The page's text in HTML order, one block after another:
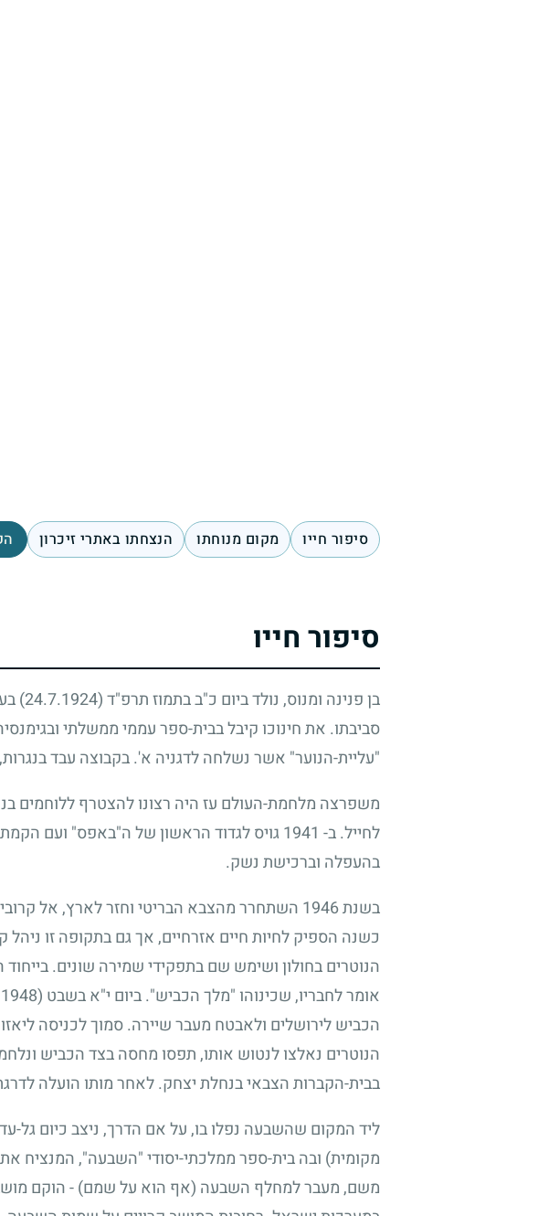
סיפור חייו מקום מנוחתו הנצחתו באתרי זיכרון
סיפור חייו
בן פנינה ומנוס, נולד ביום כ"ב בתמוז תרפ"ד(24.7.1924)
סביבתו. את חינוכו קיבל בבית-ספר עממי ממשלתי
"עליית-הנוער" אשר נשלחה לדגניה א'. בקבוצה עבד
משפרצה מלחמת-העולם עז היה רצונו להצטרף ללוחמים
לחייל. ב- 1941 גויס לגדוד הראשון של ה"באפס" ועם הקמת
בהעפלה וברכישת נשק.
בשנת1946 השתחרר מהצבא הבריטי וחזר לארץ, אל
כשנה הספיק לחיות חיים אזרחיים, אך גם בתקופה זו ניהל
הנוטרים בחולון ושימש שם בתפקידי שמירה שונים.
אומר לחבריו, שכינוהו "מלך הכביש". ביום י"א בשבט (22.1.1948)
הכביש לירושלים ולאבטח מעבר שיירה. סמוך לכניסה
הנוטרים נאלצו לנטוש אותו, תפסו מחסה בצד הכביש
בבית-הקברות הצבאי בנחלת יצחק. לאחר מותו הועלה
ליד המקום שהשבעה נפלו בו, על אם הדרך, ניצב כיום גל-
מקומית) ובה בית-ספר ממלכתי-יסודי "השבעה", המנציח
משם, מעבר למחלף השבעה (אף הוא על שמם) - הוקם